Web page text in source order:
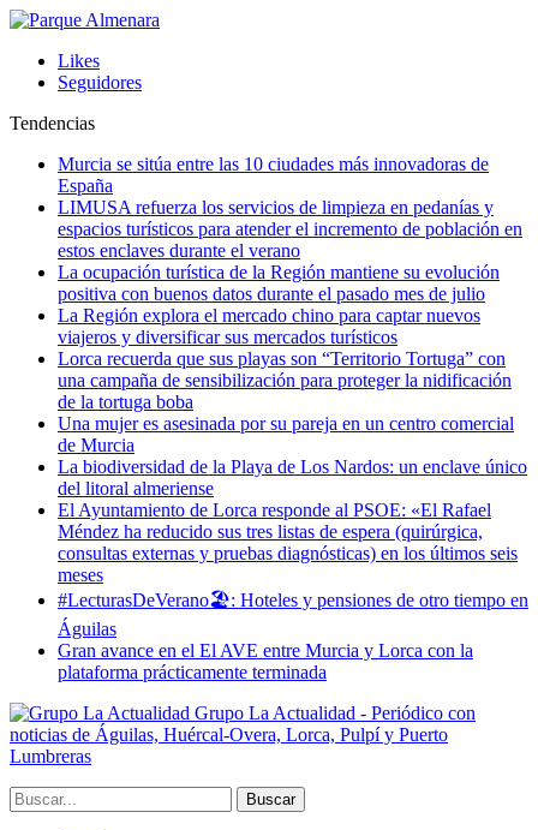
Likes
Seguidores
Tendencias
Murcia se sitúa entre las 10 ciudades más innovadoras de
España
LIMUSA refuerza los servicios de limpieza en pedanías y
espacios turísticos para atender el incremento de población en
estos enclaves durante el verano
La ocupación turística de la Región mantiene su evolución
positiva con buenos datos durante el pasado mes de julio
La Región explora el mercado chino para captar nuevos
viajeros y diversificar sus mercados turísticos
Lorca recuerda que sus playas son “Territorio Tortuga” con
una campaña de sensibilización para proteger la nidificación
de la tortuga boba
Una mujer es asesinada por su pareja en un centro comercial
de Murcia
La biodiversidad de la Playa de Los Nardos: un enclave único
del litoral almeriense
El Ayuntamiento de Lorca responde al PSOE: «El Rafael
Méndez ha reducido sus tres listas de espera (quirúrgica,
consultas externas y pruebas diagnósticas) en los últimos seis
meses
#LecturasDeVerano🏖: Hoteles y pensiones de otro tiempo en
Águilas
Gran avance en el El AVE entre Murcia y Lorca con la
plataforma prácticamente terminada
Grupo La Actualidad - Periódico con
noticias de Águilas, Huércal-Overa, Lorca, Pulpí y Puerto
Lumbreras